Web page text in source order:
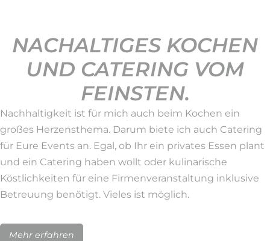
NACHALTIGES KOCHEN
UND CATERING VOM
FEINSTEN.
Nachhaltigkeit ist für mich auch beim Kochen ein
großes Herzensthema. Darum biete ich auch Catering
für Eure Events an. Egal, ob Ihr ein privates Essen plant
und ein Catering haben wollt oder kulinarische
Köstlichkeiten für eine Firmenveranstaltung inklusive
Betreuung benötigt. Vieles ist möglich.
Mehr erfahren